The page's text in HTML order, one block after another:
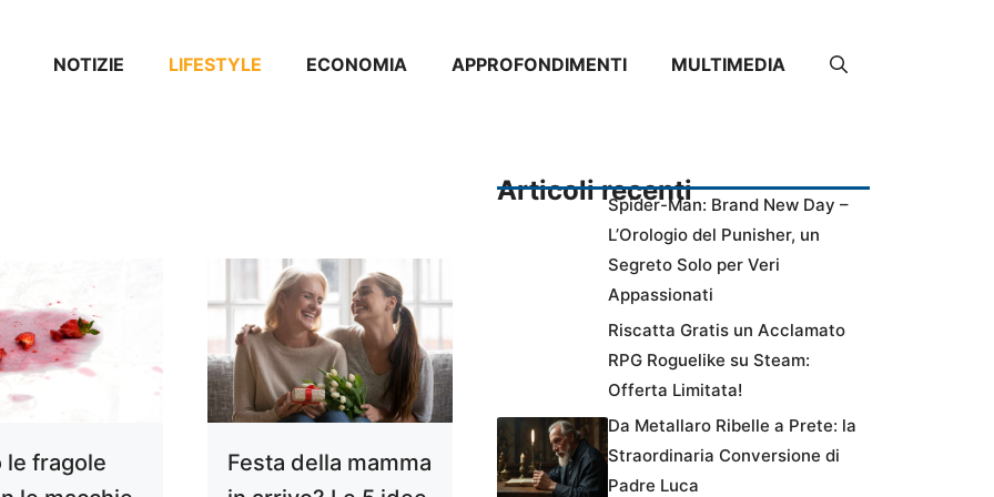
NOTIZIE ⁠⁠LIFESTYLE ECONOMIA APPROFONDIMENTI MULTIMEDIA
le fragole
Festa della mamma
Articoli recentiSpider-Man: Brand New Day –
L’Orologio del Punisher, un
Segreto Solo per Veri
Appassionati
Riscatta Gratis un Acclamato
RPG Roguelike su Steam:
Offerta Limitata!
Da Metallaro Ribelle a Prete: la
Straordinaria Conversione di
Padre Luca